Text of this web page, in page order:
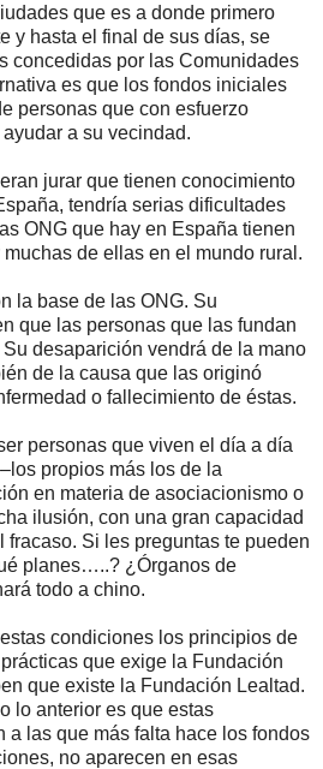
que es a donde primero
y hasta el final de sus días, se
concedidas por las Comunidades
es que los fondos iniciales
personas que con esfuerzo
a su vecindad.
jurar que tienen conocimiento
tendría serias dificultades
ONG que hay en España tienen
de ellas en el mundo rural.
la base de las ONG. Su
que las personas que las fundan
desaparición vendrá de la mano
de la causa que las originó
o fallecimiento de éstas.
personas que viven el día a día
propios más los de la
en materia de asociacionismo o
ilusión, con una gran capacidad
fracaso. Si les preguntas te pueden
planes…..? ¿Órganos de
todo a chino.
condiciones los principios de
que exige la Fundación
que existe la Fundación Lealtad.
lo anterior es que estas
a las que más falta hace los fondos
no aparecen en esas